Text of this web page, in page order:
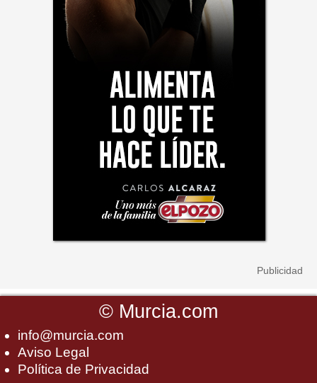
© Murcia.com
info@murcia.com
Aviso Legal
Política de Privacidad